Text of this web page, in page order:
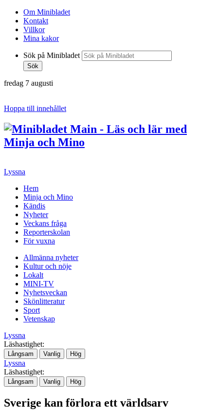
Om Minibladet
Kontakt
Villkor
Mina kakor
Sök på Minibladet
Sök
fredag 7 augusti
Hoppa till innehållet
Lyssna
Hem
Minja och Mino
Kändis
Nyheter
Veckans fråga
Reporterskolan
För vuxna
Allmänna nyheter
Kultur och nöje
Lokalt
MINI-TV
Nyhetsveckan
Skönlitteratur
Sport
Vetenskap
Lyssna
Läshastighet:
Långsam Vanlig Hög
Lyssna
Läshastighet:
Långsam Vanlig Hög
Sverige kan förlora ett världsarv